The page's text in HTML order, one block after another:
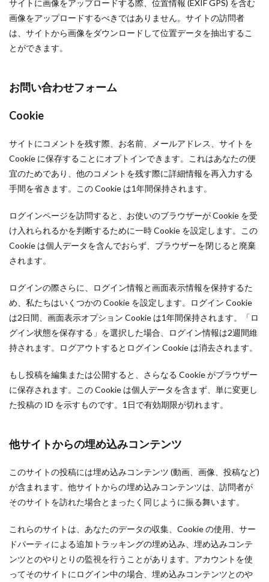
サイトに画像をアップロードする際、位置情報 (EXIF GPS) を含む
画像をアップロードするべきではありません。サイトの訪問者
は、サイトから画像をダウンロードして位置データを抽出するこ
とができます。
お問い合わせフォーム
Cookie
サイトにコメントを残す際、お名前、メールアドレス、サイトを
Cookie に保存することにオプトインできます。これはあなたの便
宜のためであり、他のコメントを残す際に詳細情報を再入力する
手間を省きます。この Cookie は1年間保持されます。
ログインページを訪問すると、お使いのブラウザーが Cookie を受
け入れられるかを判断するために一時 Cookie を設定します。この
Cookie は個人データを含んでおらず、ブラウザーを閉じると廃棄
されます。
ログインの際さらに、ログイン情報と画面表示情報を保持するた
め、私たちはいくつかの Cookie を設定します。ログイン Cookie
は2日間、画面表示オプション Cookie は1年間保持されます。「ロ
グイン状態を保存する」を選択した場合、ログイン情報は2週間維
持されます。ログアウトするとログイン Cookie は消去されます。
もし投稿を編集または公開すると、さらなる Cookie がブラウザー
に保存されます。この Cookie は個人データを含まず、単に変更し
た投稿の ID を示すものです。1日で有効期限が切れます。
他サイトからの埋め込みコンテンツ
このサイトの投稿には埋め込みコンテンツ (動画、画像、投稿など)
が含まれます。他サイトからの埋め込みコンテンツは、訪問者が
そのサイトを訪れた場合とまったく同じように振る舞います。
これらのサイトは、あなたのデータの収集、Cookie の使用、サー
ドパーティによる追加トラッキングの埋め込み、埋め込みコンテ
ンツとのやりとりの監視を行うことがあります。アカウントを使
ってそのサイトにログイン中の場合、埋め込みコンテンツとのや